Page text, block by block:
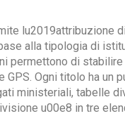
lu2019attribuzione
alla tipologia di
permettono di
Ogni titolo ha un
ministeriali, tabelle
u00e8 in tre